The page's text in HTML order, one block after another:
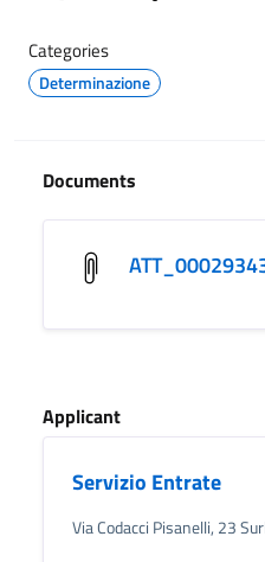
Categories
Determinazione
Documents
Applicant
Servizio Entrate
Via Codacci Pisanelli, 23